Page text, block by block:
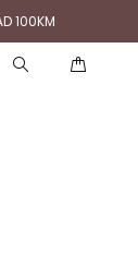
100KM